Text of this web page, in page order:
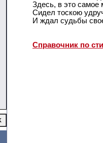
Здесь, в это самое
Сидел тоскою
И ждал судьбы
Справочник по